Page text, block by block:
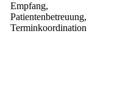
Empfang,
Patientenbetreuung,
Terminkoordination